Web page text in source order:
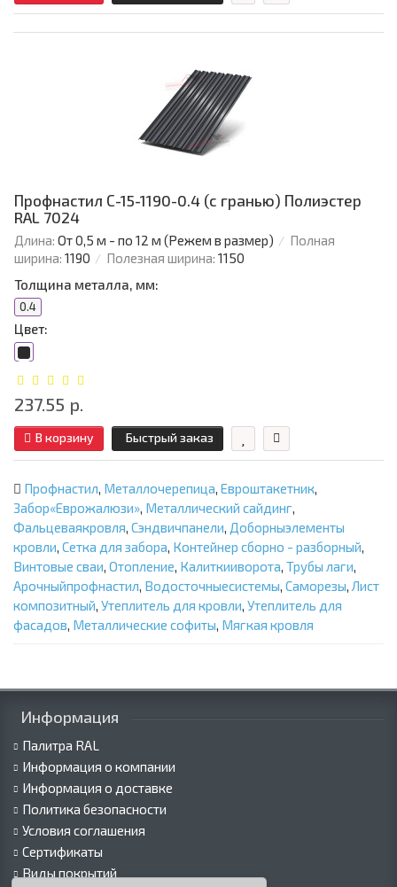
Профнастил С-15-1190-0.4 (с гранью) Полиэстер
RAL 7024
Длина: От 0,5 м - по 12 м (Режем в размер)
Полная
ширина: 1190 Полезная ширина: 1150
Толщина металла, мм:
0.4
Цвет:
237.55 р.
В корзину Быстрый заказ
Профнастил, Металлочерепица, Евроштакетник,
Забор«Еврожалюзи», Металлический сайдинг,
Фальцеваякровля, Сэндвичпанели, Доборныэлементы
кровли, Сетка для забора, Контейнер сборно - разборный,
Винтовые сваи, Отопление, Калиткииворота, Трубы лаги,
Арочныйпрофнастил, Водосточныесистемы, Саморезы, Лист
композитный, Утеплитель для кровли, Утеплитель для
фасадов, Металлические софиты, Мягкая кровля
Информация
Палитра RAL
Информация о компании
Информация о доставке
Политика безопасности
Условия соглашения
Сертификаты
Виды покрытий